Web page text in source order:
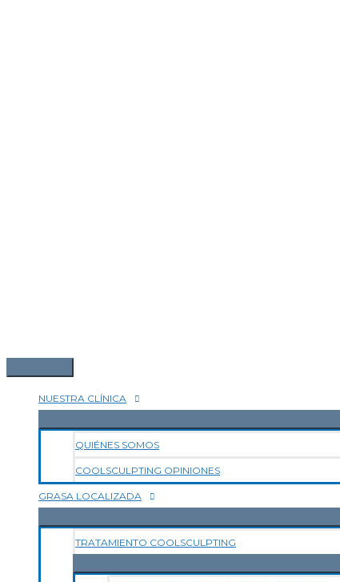
NUESTRA CLÍNICA
QUIÉNES SOMOS
COOLSCULPTING OPINIONES
GRASA LOCALIZADA
TRATAMIENTO COOLSCULPTING